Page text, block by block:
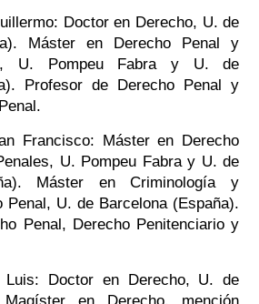
Doctor en Derecho, U. de
Máster en Derecho Penal y
U. Pompeu Fabra y U. de
Profesor de Derecho Penal y
Francisco: Máster en Derecho
U. Pompeu Fabra y U. de
Máster en Criminología y
Penal, U. de Barcelona (España).
Penal, Derecho Penitenciario y
Luis: Doctor en Derecho, U. de
en Derecho, mención